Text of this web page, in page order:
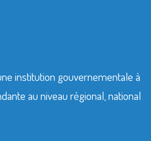
institution gouvernementale à
au niveau régional, national